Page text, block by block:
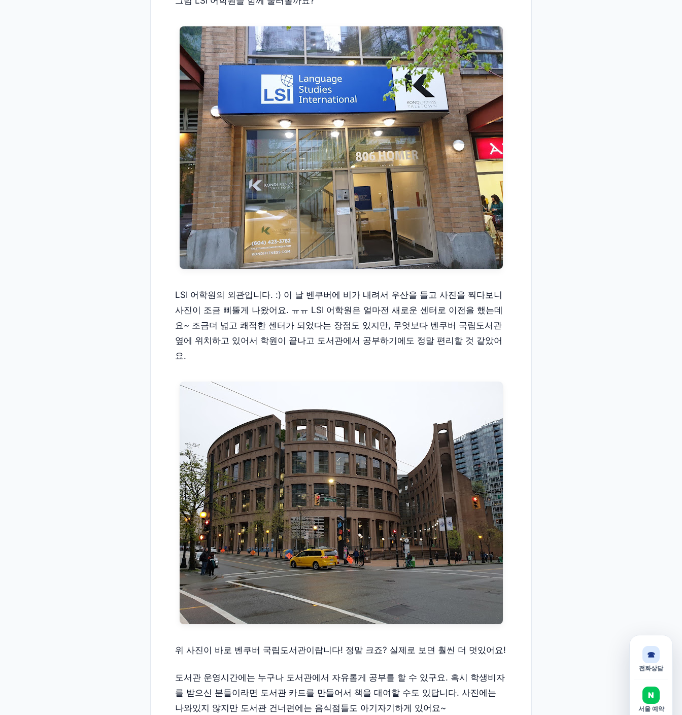
LSI 어학원의 외관입니다. :) 이 날 벤쿠버에 비가 내려서 우산을 들고 사진을 찍다보니
사진이 조금 삐뚤게 나왔어요. ㅠㅠ LSI 어학원은 얼마전 새로운 센터로 이전을 했는데
요~ 조금더 넓고 쾌적한 센터가 되었다는 장점도 있지만, 무엇보다 벤쿠버 국립도서관
옆에 위치하고 있어서 학원이 끝나고 도서관에서 공부하기에도 정말 편리할 것 같았어
요.
위 사진이 바로 벤쿠버 국립도서관이랍니다! 정말 크죠? 실제로 보면 훨씬 더 멋있어요!
도서관 운영시간에는 누구나 도서관에서 자유롭게 공부를 할 수 있구요. 혹시 학생비자
를 받으신 분들이라면 도서관 카드를 만들어서 책을 대여할 수도 있답니다. 사진에는
나와있지 않지만 도서관 건너편에는 음식점들도 아기자기하게 있어요~
☎
전화상담
N
서울 예약